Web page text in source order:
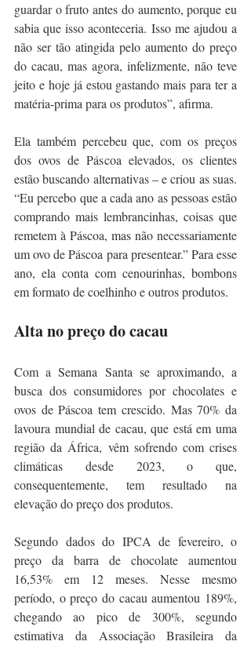
guardar o fruto antes do aumento, porque eu
sabia que isso aconteceria. Isso me ajudou a
não ser tão atingida pelo aumento do preço
do cacau, mas agora, infelizmente, não teve
jeito e hoje já estou gastando mais para ter a
matéria-prima para os produtos”, afirma.
Ela também percebeu que, com os preços
dos ovos de Páscoa elevados, os clientes
estão buscando alternativas – e criou as suas.
“Eu percebo que a cada ano as pessoas estão
comprando mais lembrancinhas, coisas que
remetem à Páscoa, mas não necessariamente
um ovo de Páscoa para presentear.” Para esse
ano, ela conta com cenourinhas, bombons
em formato de coelhinho e outros produtos.
Alta no preço do cacau
Com a Semana Santa se aproximando, a
busca dos consumidores por chocolates e
ovos de Páscoa tem crescido. Mas 70% da
lavoura mundial de cacau, que está em uma
região da África, vêm sofrendo com crises
climáticas desde 2023, o que,
consequentemente, tem resultado na
elevação do preço dos produtos.
Segundo dados do IPCA de fevereiro, o
preço da barra de chocolate aumentou
16,53% em 12 meses. Nesse mesmo
período, o preço do cacau aumentou 189%,
chegando ao pico de 300%, segundo
estimativa da Associação Brasileira da